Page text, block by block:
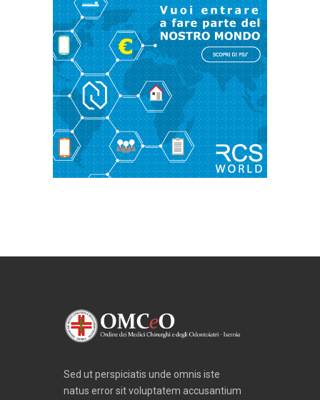
Sed ut perspiciatis unde omnis iste
natus error sit voluptatem accusantium